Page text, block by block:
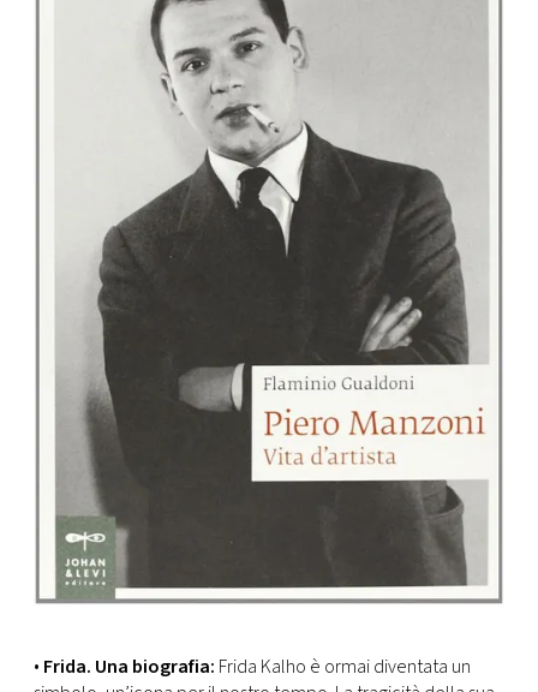
• Frida. Una biografia: Frida Kalho è ormai diventata un